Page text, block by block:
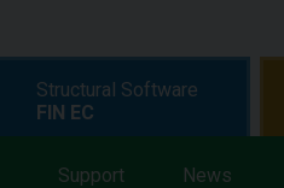
Support News
Structural Software
FIN EC